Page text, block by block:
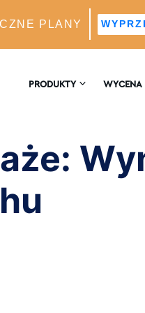
PLANY
PRODUKTY
Silnik Wzrostu Oparty Na
W Czasie Rzeczywistym
WYCENA